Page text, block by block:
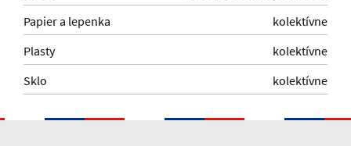
Papier a lepenka
kolektívne
Plasty
kolektívne
Sklo
kolektívne